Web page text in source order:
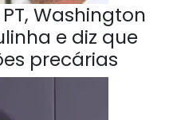
Washington
e diz que
precárias